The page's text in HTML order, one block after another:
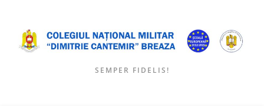
content
SEMPER FIDELIS!